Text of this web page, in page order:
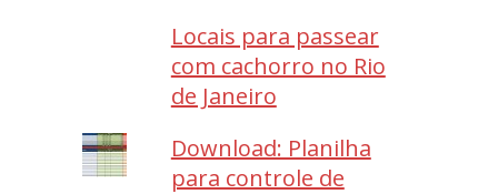
Locais para passear
com cachorro no Rio
de Janeiro
Download: Planilha
para controle de